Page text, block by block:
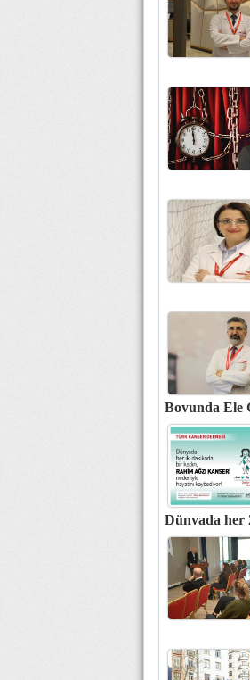
Boyunda Ele
Tüm vücut
oluşturuyor.
Dünyada her
Kadınlarda en
Türk Kanser
olunmasına